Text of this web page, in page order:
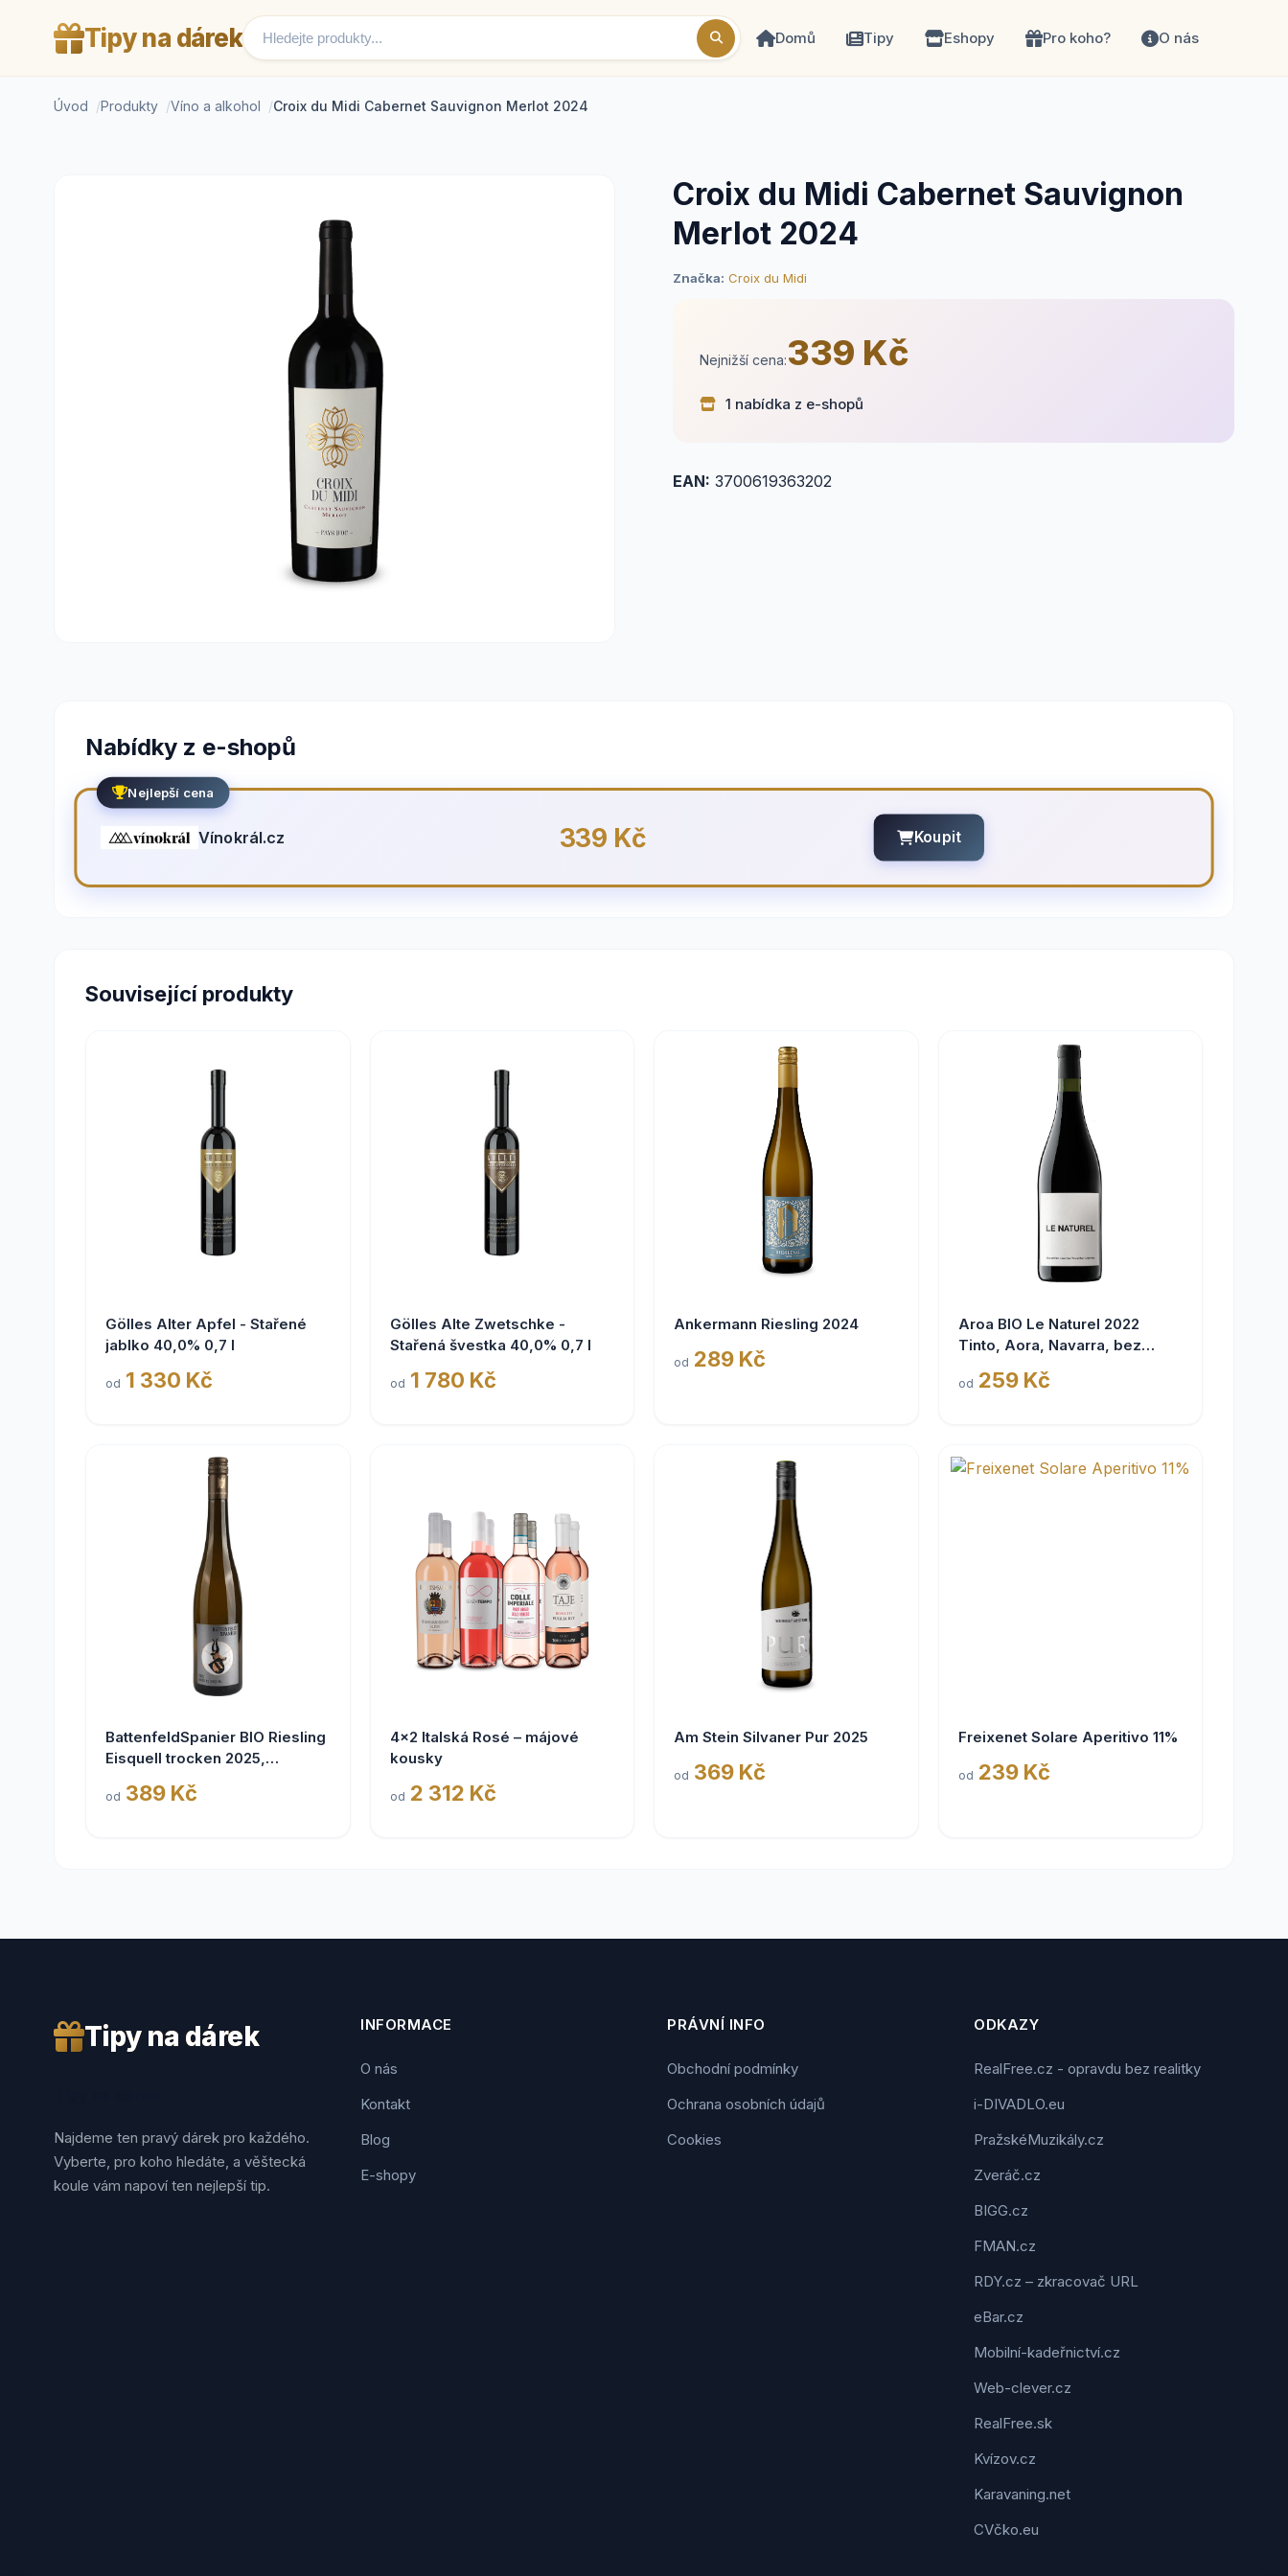
Tipy na dárek Domů Tipy Eshopy Pro koho? O nás
Úvod Produkty Víno a alkohol Croix du Midi Cabernet Sauvignon Merlot 2024
Croix du Midi Cabernet Sauvignon
Merlot 2024
Značka: Croix du Midi
Nejnižší cena:339 Kč
1 nabídka z e-shopů
EAN: 3700619363202
Nabídky z e-shopů
Nejlepší cena
Vínokrál.cz 339 Kč Koupit
Související produkty
Gölles Alter Apfel - Stařené
jablko 40,0% 0,7 l
od 1 330 Kč
Gölles Alte Zwetschke -
Stařená švestka 40,0% 0,7 l
od 1 780 Kč
Ankermann Riesling 2024
od 289 Kč
Aroa BIO Le Naturel 2022
Tinto, Aora, Navarra, bez
od 259 Kč
BattenfeldSpanier BIO Riesling
Eisquell trocken 2025,
Rheinhessen VDP
od 389 Kč
4x2 Italská Rosé – májové
kousky
od 2 312 Kč
Am Stein Silvaner Pur 2025
od 369 Kč
Freixenet Solare Aperitivo 11%
od 239 Kč
Tipy na dárek
Najdeme ten pravý dárek pro každého.
Vyberte, pro koho hledáte, a věštecká
koule vám napoví ten nejlepší tip.
INFORMACE
O nás
Kontakt
Blog
E-shopy
PRÁVNÍ INFO
Obchodní podmínky
Ochrana osobních údajů
Cookies
ODKAZY
RealFree.cz - opravdu bez realitky
i-DIVADLO.eu
PražskéMuzikály.cz
Zveráč.cz
BIGG.cz
FMAN.cz
RDY.cz – zkracovač URL
eBar.cz
Mobilní-kadeřnictví.cz
Web-clever.cz
RealFree.sk
Kvízov.cz
Karavaning.net
CVčko.eu